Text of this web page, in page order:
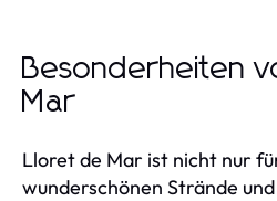
Besonderheiten
Mar
Lloret de Mar ist nicht nur
wunderschönen Strände